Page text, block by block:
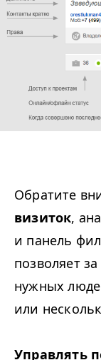
Обратите
визиток,
и панель
позволяет
нужных
или
Управлять